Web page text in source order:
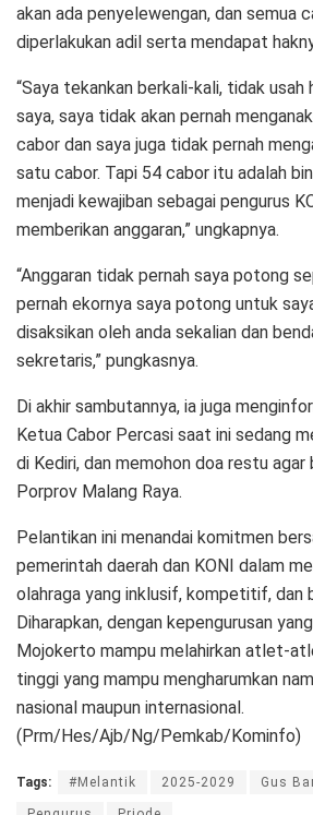
akan ada penyelewengan, dan semua
diperlakukan adil serta mendapat
“Saya tekankan berkali-kali, tidak usah
saya, saya tidak akan pernah
cabor dan saya juga tidak pernah
satu cabor. Tapi 54 cabor itu adalah
menjadi kewajiban sebagai pengurus
memberikan anggaran,” ungkapnya.
“Anggaran tidak pernah saya potong
pernah ekornya saya potong untuk
disaksikan oleh anda sekalian dan
sekretaris,” pungkasnya.
Di akhir sambutannya, ia juga
Ketua Cabor Percasi saat ini sedang
di Kediri, dan memohon doa restu agar
Porprov Malang Raya.
Pelantikan ini menandai komitmen
pemerintah daerah dan KONI dalam
olahraga yang inklusif, kompetitif, dan
Diharapkan, dengan kepengurusan
Mojokerto mampu melahirkan atlet-
tinggi yang mampu mengharumkan
nasional maupun internasional.
(Prm/Hes/Ajb/Ng/Pemkab/Kominfo)
Tags: #Melantik 2025-2029 Gus